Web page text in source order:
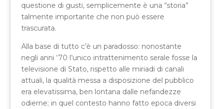
questione di gusti, semplicemente è una “storia”
talmente importante che non può essere
trascurata.
Alla base di tutto c’è un paradosso: nonostante
negli anni ‘70 l’unico intrattenimento serale fosse la
televisione di Stato, rispetto alle miriadi di canali
attuali, la qualità messa a disposizione del pubblico
era elevatissima, ben lontana dalle nefandezze
odierne; in quel contesto hanno fatto epoca diversi